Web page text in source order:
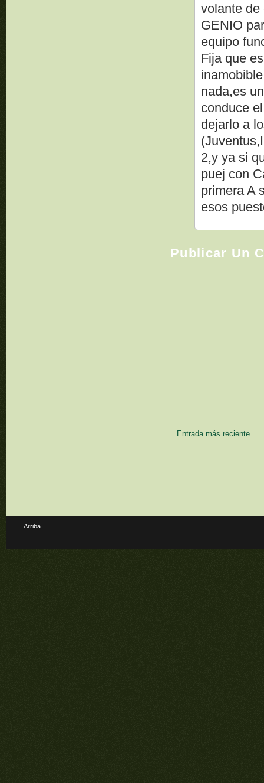
volante de
GENIO
equipo
Fija que
nada,es
conduce
dejarlo a
2,y ya si
puej con
primera A
esos
Publicar Un
Entrada más reciente
Arriba